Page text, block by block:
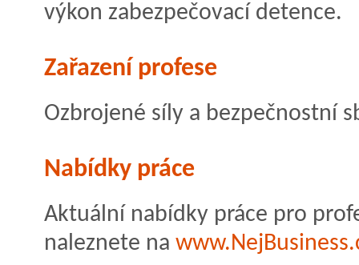
výkon zabezpečovací detence.
Zařazení profese
Ozbrojené síly a bezpečnostní
Nabídky práce
Aktuální nabídky práce pro
naleznete na